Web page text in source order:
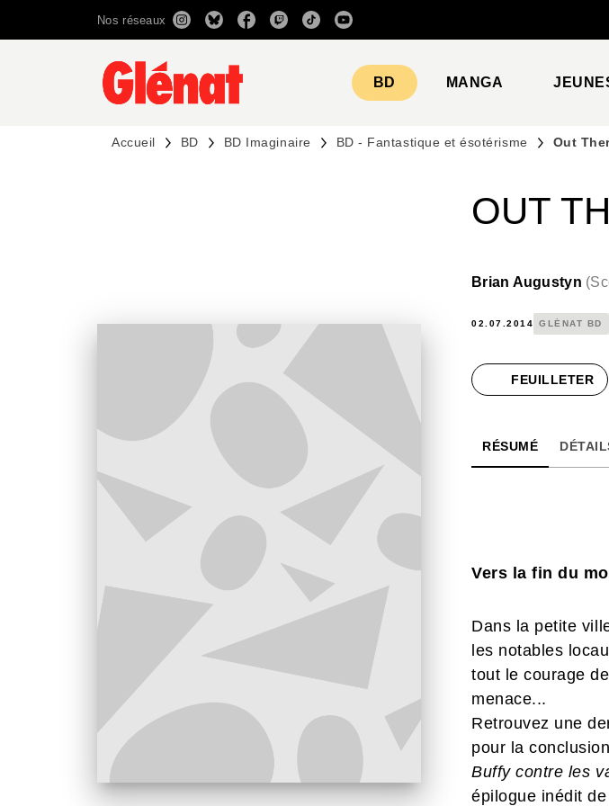
RECHERCHE CONTENU
Nos réseaux
BD MANGA
Accueil BD BD Imaginaire BD - Fantastique et ésotérisme Out
OUT
Brian Augustyn (
02.07.2014 GLÉNAT BD
FEUILLETER
RÉSUMÉ
Vers la fin du
Dans la petite
les notables
tout le courage
menace...
Retrouvez une
pour la
Buffy contre les
épilogue inédit